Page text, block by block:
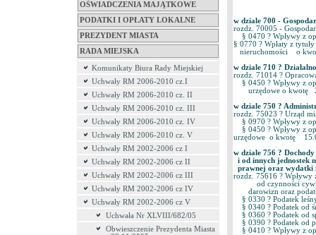
OŚWIADCZENIA MAJĄTKOWE
PODATKI I OPŁATY LOKALNE
PREZYDENT MIASTA
RADA MIEJSKA
Komunikaty Biura Rady Miejskiej
Uchwały RM 2006-2010 cz.I
Uchwały RM 2006-2010 cz. II
Uchwały RM 2006-2010 cz. III
Uchwały RM 2006-2010 cz. IV
Uchwały RM 2006-2010 cz. V
Uchwały RM 2002-2006 cz I
Uchwały RM 2002-2006 cz II
Uchwały RM 2002-2006 cz III
Uchwały RM 2002-2006 cz IV
Uchwały RM 2002-2006 cz V
Uchwała Nr XLVIII/682/05
Obwieszczenie Prezydenta Miasta
w dziale 700 -
rozdz. 70005 -
§ 0470 ? Wpływy z
§ 0770 ? Wpłaty z
nieruchomości o
w dziale 710 ?
rozdz. 71014 ?
§ 0450 ? Wpływy z
urzędowe o kwotę
w dziale 750 ?
rozdz. 75023 ? Urząd
§ 0970 ? Wpływy z
§ 0450 ? Wpływy z
urzędowe o kwotę
w dziale 756 ?
i od innych jednostek
prawnej oraz wydatki
rozdz. 75616 ? Wpływy
od czynności
darowizn oraz
§ 0330 ? Podatek
§ 0340 ? Podatek od
§ 0360 ? Podatek od
§ 0390 ? Podatek od
§ 0410 ? Wpływy z